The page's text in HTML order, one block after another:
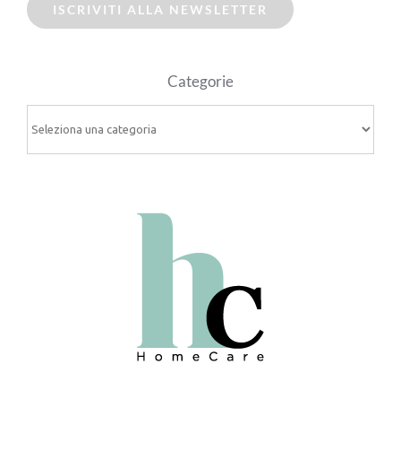
ISCRIVITI ALLA NEWSLETTER
Categorie